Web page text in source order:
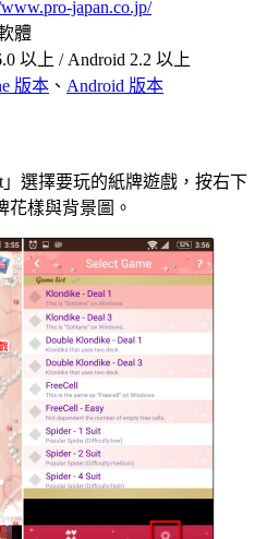
japan.co.jp/
體
以上 / Android 2.2 以上
版本 、 Android 版本
」選擇要玩的紙牌遊戲，按右下
花樣與背景圖。